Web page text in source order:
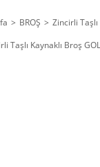
BROŞ Zincirli